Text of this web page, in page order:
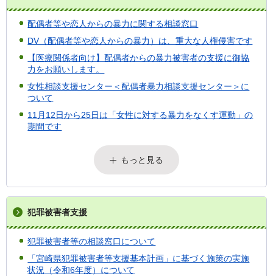
配偶者等や恋人からの暴力に関する相談窓口
DV（配偶者等や恋人からの暴力）は、重大な人権侵害です
【医療関係者向け】配偶者からの暴力被害者の支援に御協
力をお願いします。
女性相談支援センター＜配偶者暴力相談支援センター＞に
ついて
11月12日から25日は「女性に対する暴力をなくす運動」の
期間です
もっと見る
犯罪被害者支援
犯罪被害者等の相談窓口について
「宮崎県犯罪被害者等支援基本計画」に基づく施策の実施
状況（令和6年度）について